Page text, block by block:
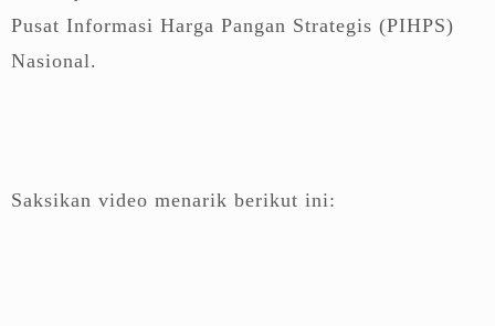
Pusat Informasi Harga Pangan Strategis (PIHPS)
Nasional.
Saksikan video menarik berikut ini: